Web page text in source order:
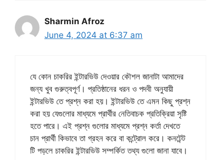
Sharmin Afroz
June 4, 2024 at 6:37 am
যে কোন চাকরির ইন্টারভিউ দেওয়ার কৌশল জানাটা আমাদের
জন্য খুব গুরুত্বপূর্ণ। প্রতিষ্ঠানের ধরন ও পদবী অনুযায়ী
ইন্টারভিউ তে প্রশ্ন করা হয়। ইন্টারভিউ তে এমন কিছু প্রশ্ন
করা হয় যেগুলোর মাধ্যমে প্রার্থীর নেতিবাচক প্রতিক্রিয়া সৃষ্টি
হতে পারে। এই প্রশ্ন গুলোর মাধ্যমে প্রশ্ন কর্তা দেখতে
চান প্রার্থী কিভাবে তা গ্রহন করে বা কন্ট্রোল করে। কনটেন্ট
টি পড়লে চাকরির ইন্টারভিউ সম্পর্কিত তথ্য গুলো জানা যাবে।